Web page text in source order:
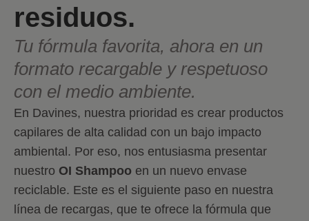
residuos.
Tu fórmula favorita, ahora en un
formato recargable y respetuoso
con el medio ambiente.
En Davines, nuestra prioridad es crear productos
capilares de alta calidad con un bajo impacto
ambiental. Por eso, nos entusiasma presentar
nuestro OI Shampoo en un nuevo envase
reciclable. Este es el siguiente paso en nuestra
línea de recargas, que te ofrece la fórmula que